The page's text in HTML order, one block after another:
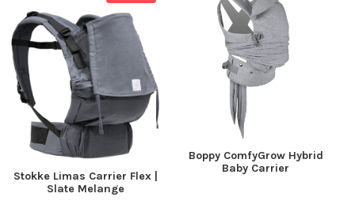
Stokke Limas Carrier Flex |
Slate Melange
Boppy ComfyGrow Hybrid
Baby Carrier